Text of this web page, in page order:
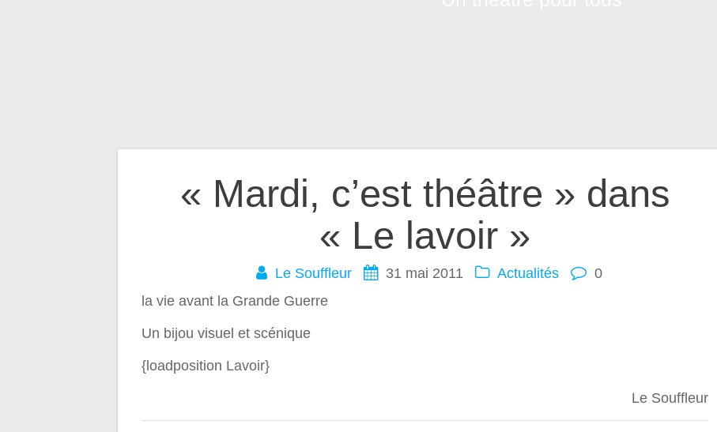
« Mardi, c’est théâtre » dans
« Le lavoir »
Le Souffleur 31 mai 2011 Actualités
0
la vie avant la Grande Guerre
Un bijou visuel et scénique
{loadposition Lavoir}
Le Souffleur
Navigation